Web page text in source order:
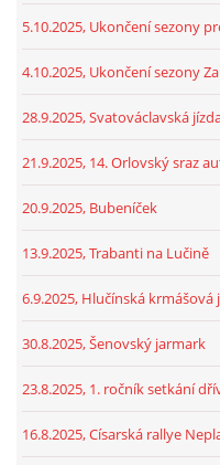
5.10.2025, Ukončení sezony
4.10.2025, Ukončení sezony
28.9.2025, Svatováclavská
21.9.2025, 14. Orlovský sraz
20.9.2025, Bubeníček
13.9.2025, Trabanti na Lučině
6.9.2025, Hlučínská krmášová
30.8.2025, Šenovský jarmark
23.8.2025, 1. ročník setkání
16.8.2025, Císarská rallye